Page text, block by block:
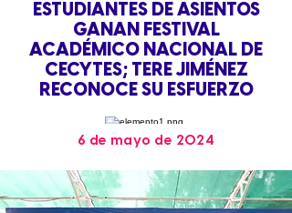
ESTUDIANTES DE ASIENTOS
GANAN FESTIVAL
ACADÉMICO NACIONAL DE
CECYTES; TERE JIMÉNEZ
RECONOCE SU ESFUERZO
6 de mayo de 2024